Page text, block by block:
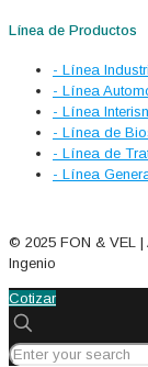
Línea de Productos
- Línea
- Línea
- Línea
- Línea de
- Línea de
- Línea
© 2025 FON & VEL |
Ingenio
Cotizar